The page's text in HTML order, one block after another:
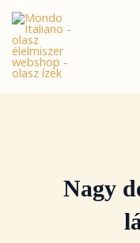
Skip
content
Nagy